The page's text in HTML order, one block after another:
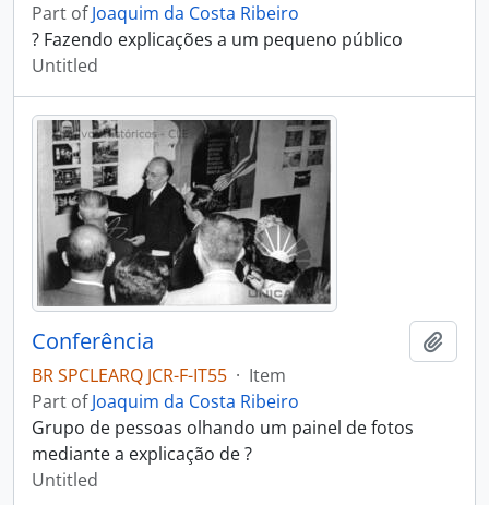
Part ofJoaquim da Costa Ribeiro
? Fazendo explicações a um pequeno público
Untitled
Conferência
BR SPCLEARQ JCR-F-IT55 · Item
Part ofJoaquim da Costa Ribeiro
Grupo de pessoas olhando um painel de fotos
mediante a explicação de ?
Untitled